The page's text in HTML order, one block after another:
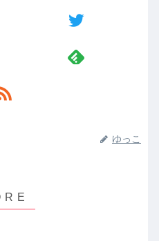
ゆっこ